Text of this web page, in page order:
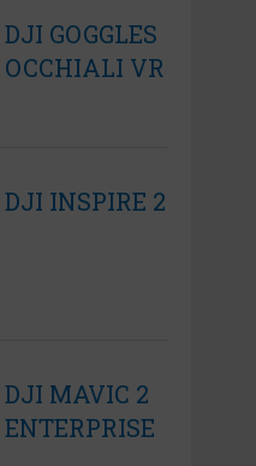
DJI GOGGLES
OCCHIALI VR
DJI INSPIRE 2
DJI MAVIC 2
ENTERPRISE